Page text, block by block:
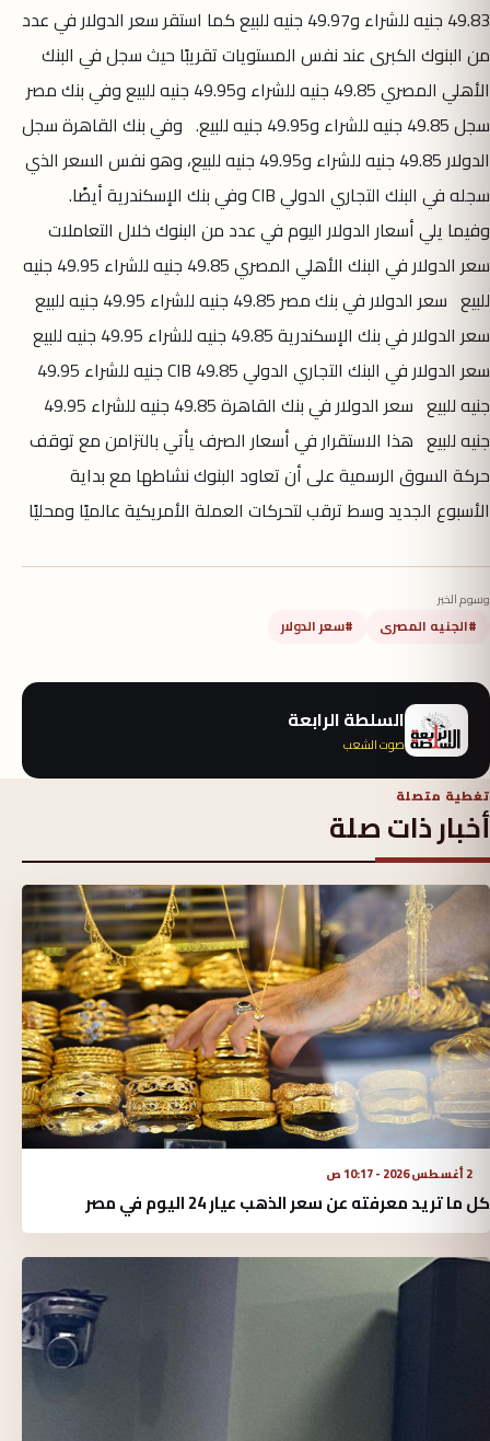
49.83 جنيه للشراء و49.97 جنيه للبيع كما استقر سعر الدولار في عدد
من البنوك الكبرى عند نفس المستويات تقريبًا حيث سجل في البنك
الأهلي المصري 49.85 جنيه للشراء و49.95 جنيه للبيع وفي بنك مصر
سجل 49.85 جنيه للشراء و49.95 جنيه للبيع. وفي بنك القاهرة سجل
الدولار 49.85 جنيه للشراء و49.95 جنيه للبيع، وهو نفس السعر الذي
سجله في البنك التجاري الدولي CIB وفي بنك الإسكندرية أيضًا.
وفيما يلي أسعار الدولار اليوم في عدد من البنوك خلال التعاملات
سعر الدولار في البنك الأهلي المصري 49.85 جنيه للشراء 49.95 جنيه
للبيع سعر الدولار في بنك مصر 49.85 جنيه للشراء 49.95 جنيه للبيع
سعر الدولار في بنك الإسكندرية 49.85 جنيه للشراء 49.95 جنيه للبيع
سعر الدولار في البنك التجاري الدولي CIB 49.85 جنيه للشراء 49.95
جنيه للبيع سعر الدولار في بنك القاهرة 49.85 جنيه للشراء 49.95
جنيه للبيع هذا الاستقرار في أسعار الصرف يأتي بالتزامن مع توقف
حركة السوق الرسمية على أن تعاود البنوك نشاطها مع بداية
الأسبوع الجديد وسط ترقب لتحركات العملة الأمريكية عالميًا ومحليًا
وسوم الخبر
#الجنيه المصرى #سعر الدولار
السلطة الرابعة
صوت الشعب
تغطية متصلة
أخبار ذات صلة
2 أغسطس 2026 - 10:17 ص
كل ما تريد معرفته عن سعر الذهب عيار 24 اليوم في مصر